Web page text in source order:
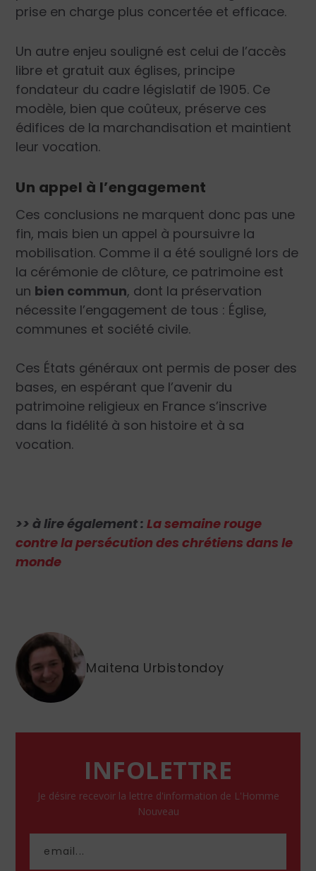
prise en charge plus concertée et efficace.
Un autre enjeu souligné est celui de l’accès
libre et gratuit aux églises, principe
fondateur du cadre législatif de 1905. Ce
modèle, bien que coûteux, préserve ces
édifices de la marchandisation et maintient
leur vocation.
Un appel à l’engagement
Ces conclusions ne marquent donc pas une
fin, mais bien un appel à poursuivre la
mobilisation. Comme il a été souligné lors de
la cérémonie de clôture, ce patrimoine est
un bien commun, dont la préservation
nécessite l’engagement de tous : Église,
communes et société civile.
Ces États généraux ont permis de poser des
bases, en espérant que l’avenir du
patrimoine religieux en France s’inscrive
dans la fidélité à son histoire et à sa
vocation.
>> à lire également :La semaine rouge
contre la persécution des chrétiens dans le
monde
Maitena Urbistondoy
INFOLETTRE
Je désire recevoir la lettre d'information de L'Homme
Nouveau